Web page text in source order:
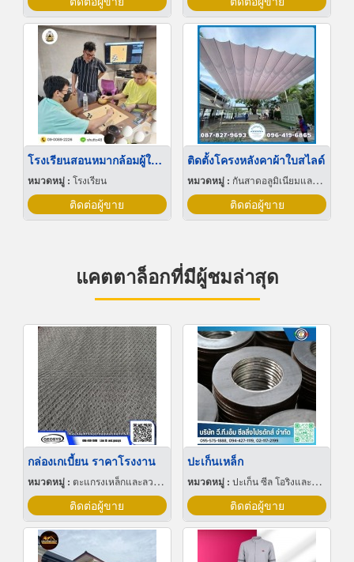
โรงเรียนสอนหมากล้อมผู้ใหญ่
หมวดหมู่ : โรงเรียน
ติดต่อผู้ขาย
ติดตั้งโครงหลังคาผ้าใบสไลด์
หมวดหมู่ : กันสาดอลูมิเนียมและผ้าใบ
ติดต่อผู้ขาย
แคตตาล็อกที่มีผู้ชมล่าสุด
กล่องเกเบี้ยน ราคาโรงงาน
หมวดหมู่ : ตะแกรงเหล็กและลวดตาข่าย
ติดต่อผู้ขาย
ปะเก็นเหล็ก
หมวดหมู่ : ปะเก็น ซีล โอริงและออยซีล
ติดต่อผู้ขาย